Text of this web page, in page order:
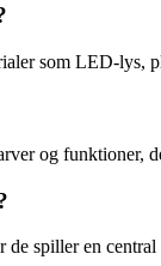
som LED-lys,
og funktioner,
de spiller en